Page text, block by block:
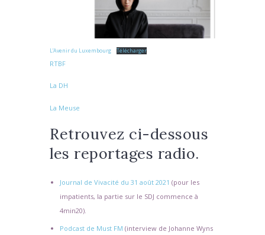
L’Avenir du Luxembourg Télécharger
RTBF
La DH
La Meuse
Retrouvez ci-dessous
les reportages radio.
Journal de Vivacité du 31 août 2021 (pour les
impatients, la partie sur le SDJ commence à
4min20).
Podcast de Must FM (interview de Johanne Wyns